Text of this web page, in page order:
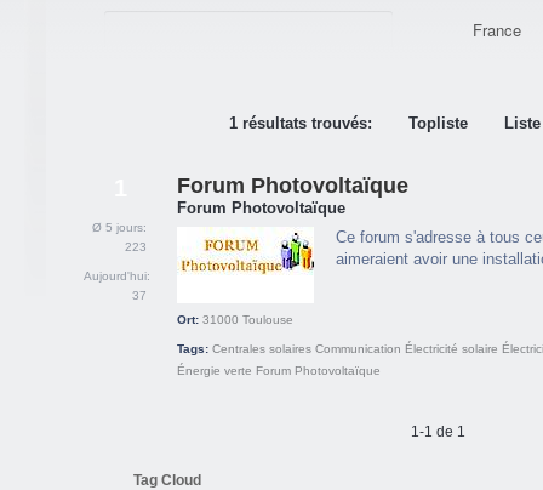
1 résultats trouvés: Topliste
Ø 5 jours:
223
Aujourd'hui:
37
Forum Photovoltaïque
Forum Photovoltaïque
Ce forum s'adresse à tous
aimeraient avoir une
Ort: 31000 Toulouse
Tags: Centrales solaires Communication Électricité solaire
Énergie verte Forum Photovoltaïque
1-1 de 1
Tag Cloud